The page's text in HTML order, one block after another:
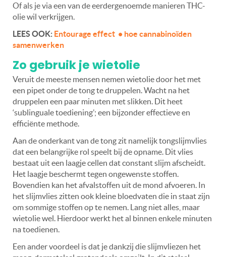
Of als je via een van de eerdergenoemde manieren THC-
olie wil verkrijgen.
LEES OOK: Entourage effect • hoe cannabinoïden
samenwerken
Zo gebruik je wietolie
Veruit de meeste mensen nemen wietolie door het met
een pipet onder de tong te druppelen. Wacht na het
druppelen een paar minuten met slikken. Dit heet
‘sublinguale toediening’; een bijzonder effectieve en
efficiënte methode.
Aan de onderkant van de tong zit namelijk tongslijmvlies
dat een belangrijke rol speelt bij de opname. Dit vlies
bestaat uit een laagje cellen dat constant slijm afscheidt.
Het laagje beschermt tegen ongewenste stoffen.
Bovendien kan het afvalstoffen uit de mond afvoeren. In
het slijmvlies zitten ook kleine bloedvaten die in staat zijn
om sommige stoffen op te nemen. Lang niet alles, maar
wietolie wel. Hierdoor werkt het al binnen enkele minuten
na toedienen.
Een ander voordeel is dat je dankzij die slijmvliezen het